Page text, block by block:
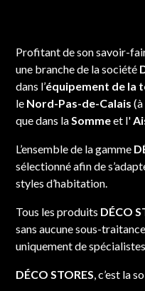
Profitant de son savoir-
une branche de la société
dans l’équipement de la
le Nord-Pas-de-Calais (à
que dans laSommeet l'
L’ensemble de la gamme
sélectionné afin de
styles d’habitation.
Tous les produits DÉCO
sans aucune sous-
uniquement de
DÉCO STORES, c’est la